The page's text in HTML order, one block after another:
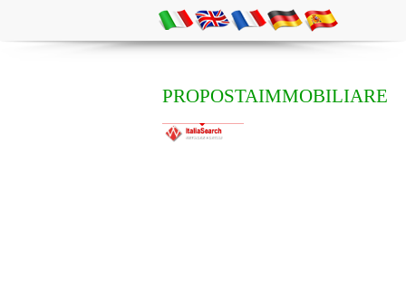
PROPOSTAIMMOBILIARE